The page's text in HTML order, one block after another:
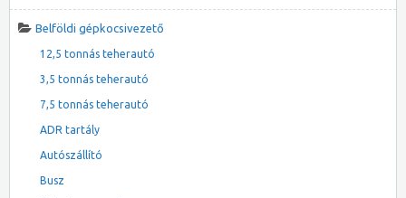
Belföldi gépkocsivezető
12,5 tonnás teherautó
3,5 tonnás teherautó
7,5 tonnás teherautó
ADR tartály
Autószállító
Busz